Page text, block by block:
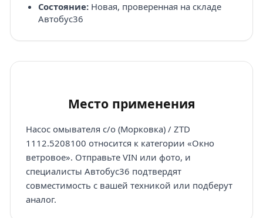
Состояние:Новая, проверенная на складе
Автобус36
Место применения
Насос омывателя с/о (Морковка) / ZTD
1112.5208100 относится к категории «Окно
ветровое». Отправьте VIN или фото, и
специалисты Автобус36 подтвердят
совместимость с вашей техникой или подберут
аналог.